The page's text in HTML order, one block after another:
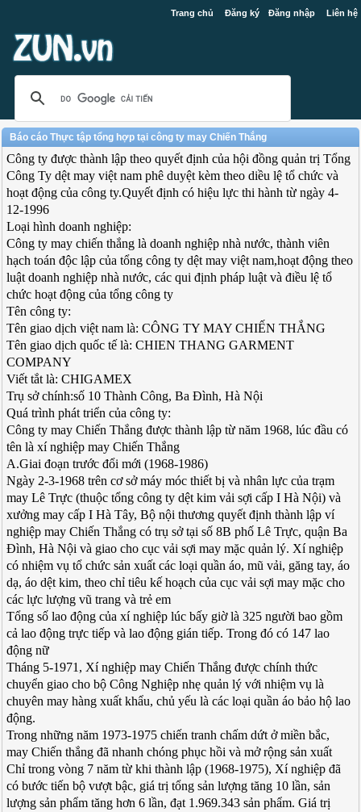
Trang chủ Đăng ký Đăng nhập Liên hệ
Báo cáo Thực tập tổng hợp tại công ty may Chiến Thắng
Công ty được thành lập theo quyết định của hội đồng quản trị Tổng
Công Ty dệt may việt nam phê duyệt kèm theo diều lệ tổ chức và
hoạt động của công ty.Quyết định có hiệu lực thi hành từ ngày 4-
12-1996
Loại hình doanh nghiệp:
Công ty may chiến thắng là doanh nghiệp nhà nước, thành viên
hạch toán độc lập của tổng công ty dệt may việt nam,hoạt động theo
luật doanh nghiệp nhà nước, các qui định pháp luật và điều lệ tổ
chức hoạt động của tổng công ty
Tên công ty:
Tên giao dịch việt nam là: CÔNG TY MAY CHIẾN THẮNG
Tên giao dịch quốc tế là: CHIEN THANG GARMENT
COMPANY
Viết tắt là: CHIGAMEX
Trụ sở chính:số 10 Thành Công, Ba Đình, Hà Nội
Quá trình phát triển của công ty:
Công ty may Chiến Thắng được thành lập từ năm 1968, lúc đầu có
tên là xí nghiệp may Chiến Thắng
A.Giai đoạn trước đổi mới (1968-1986)
Ngày 2-3-1968 trên cơ sở máy móc thiết bị và nhân lực của trạm
may Lê Trực (thuộc tổng công ty dệt kim vải sợi cấp I Hà Nội) và
xưởng may cấp I Hà Tây, Bộ nội thương quyết định thành lập ví
nghiệp may Chiến Thắng có trụ sở tại số 8B phố Lê Trực, quận Ba
Đình, Hà Nội và giao cho cục vải sợi may mặc quản lý. Xí nghiệp
có nhiệm vụ tổ chức sản xuất các loại quần áo, mũ vải, găng tay, áo
dạ, áo dệt kim, theo chỉ tiêu kế hoạch của cục vải sợi may mặc cho
các lực lượng vũ trang và trẻ em
Tổng số lao động của xí nghiệp lúc bấy giờ là 325 người bao gồm
cả lao động trực tiếp và lao động gián tiếp. Trong đó có 147 lao
động nữ
Tháng 5-1971, Xí nghiệp may Chiến Thắng được chính thức
chuyển giao cho bộ Công Nghiệp nhẹ quản lý với nhiệm vụ là
chuyên may hàng xuất khẩu, chủ yếu là các loại quần áo bảo hộ lao
động.
Trong những năm 1973-1975 chiến tranh chấm dứt ở miền bắc,
may Chiến thắng đã nhanh chóng phục hồi và mở rộng sản xuất
Chỉ trong vòng 7 năm từ khi thành lập (1968-1975), Xí nghiệp đã
có bước tiến bộ vượt bậc, giá trị tổng sản lượng tăng 10 lần, sản
lượng sản phẩm tăng hơn 6 lần, đạt 1.969.343 sản phẩm. Giá trị